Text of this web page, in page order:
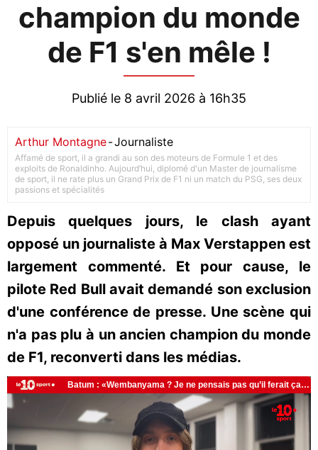
champion du monde
de F1 s'en mêle !
Publié le 8 avril 2026 à 16h35
Arthur Montagne-Journaliste
Affamé de sport, il a grandi au son des moteurs de Formule 1 et des
exploits de Ronaldinho. Aujourd’hui, diplomé d'un Master de journalisme
de sport, il ne rate plus un Grand Prix de F1 ni un match du PSG, ses deux
passions et spécialités
Depuis quelques jours, le clash ayant
opposé un journaliste à Max Verstappen est
largement commenté. Et pour cause, le
pilote Red Bull avait demandé son exclusion
d'une conférence de presse. Une scène qui
n'a pas plu à un ancien champion du monde
de F1, reconverti dans les médias.